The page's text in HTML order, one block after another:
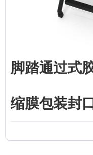
脚踏通过式
缩膜包装封